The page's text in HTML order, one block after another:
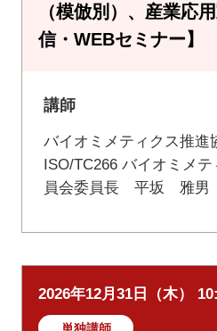
（模倣別）、産業応
信・WEBセミナー】
講師
バイオミメティクス推
ISO/TC266 バイオミメ
員会委員長 平坂 雅
2026年12月31日（木）